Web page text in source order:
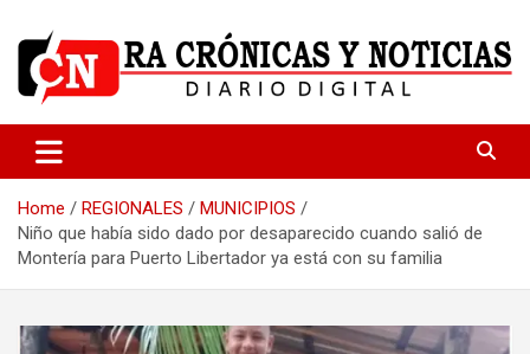
content
R.A Crónicas y Noticias
Home REGIONALES
MUNICIPIOS
Niño que había sido dado por desaparecido cuando salió de
Montería para Puerto Libertador ya está con su familia